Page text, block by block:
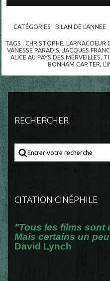
CATÉGORIES : BILAN DE L'ANNEE
TAGS :CHRISTOPHE ,L'ARNACOEUR
VANESSE PARADIS
JACQUES
ALICE AU PAYS DES MERVEILLES
BONHAM CARTER
RECHERCHER
CITATION CINÉPHILE
"Tous les films sont
Mais certains un
David Lynch